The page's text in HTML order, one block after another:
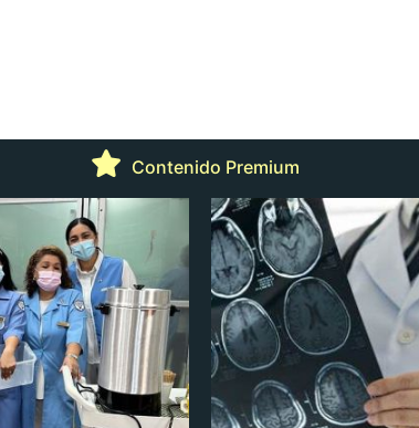
Contenido Premium